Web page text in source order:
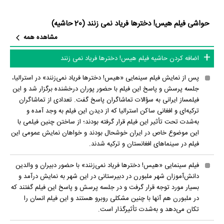
فیلم هیس! دخترها فریاد نمی زنند که توانست در جشنواره‌های مختلفی جایزه
است. جلوه‌های ویژه میدانی فیلم
هیس! دخترها فریاد نمی زنند نیز توسطآرش آقابیکو امیر بهلولی
است.
از دیگر عوامل اثر می‌توان بهنورالدین گودرزی دستیار اول کارگردان فیلم هیس!
دخترها فریاد نمی زنند، کبری بختیاریوفریبا سلیمانیمسئول هنروران فیلم
هیس! دخترها فریاد نمی زنند، مصطفی جمالی مدیر صحنه فیلم هیس! دخترها
فریاد نمی زنند،سیمین آزادیمنشی صحنه فیلم هیس! دخترها فریاد نمی زنند
و اشاره کرد. در مجموع بیش از 102 نفر در تولید فیلم هیس! دخترها فریاد نمی
زنند نقش داشته‌اند و هر یک از آنها درمنظوم یک صفحه اختصاصی دارند.
اطلاعات فیلم هیس! دخترها فریاد نمی زنند
کاربران نیز در 6 لیست از فیلم هیس! دخترها فریاد نمی زنند یاد کرده‌اند.
حواشی فیلم هیس! دخترها فریاد نمی زنند (20 حاشیه)
مشاهده همه
اضافه کردن حاشیه فیلم هیس! دخترها فریاد نمی زنند
پس از نمایش فیلم سینمایی «هیس! دخترها فریاد نمی‌زنند» در استرالیا،
جلسه پرسش و پاسخ این فیلم با حضور پوران درخشنده برگزار ‌شد و این
فیلمساز ایرانی به سؤالات تماشاگران پاسخ گفت. تعدادی از تماشاگران
ترکیه‌ای و افغانی ساکن استرالیا که از دیدن این فیلم به وجد آمده و
به‌شدت تحت تأثیر این فیلم قرار گرفته بودند؛ از ساختن چنین فیلمی با
این موضوع خاص در ایران خوشحال بودند و خواهان نمایش عمومی این
فیلم در سینماهای افغانستان و ترکیه شدند.
فیلم سینمایی «هیس! دخترها فریاد نمی‌زنند» با حضور دبیران و والدین
دانش‌آموزان شهر ملبورن در دبیرستانی در این شهر به نمایش درآمد و
بسیار مورد توجه قرار گرفت و در جلسه پرسش و پاسخ این فیلم گفتند که
در ملبورن هم آنها با چنین مشکلی روبرو هستند و این فیلم انسان را
تکان می‌دهد و به‌شدت تأثیرگذار است.